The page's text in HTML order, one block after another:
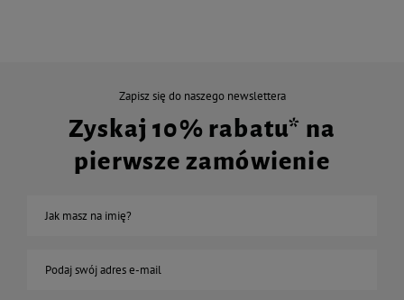
Zapisz się do naszego newslettera
Zyskaj 10% rabatu* na
pierwsze zamówienie
Jak masz na imię?
Podaj swój adres e-mail